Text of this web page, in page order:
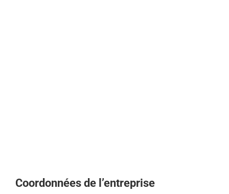
Coordonnées de l’entreprise